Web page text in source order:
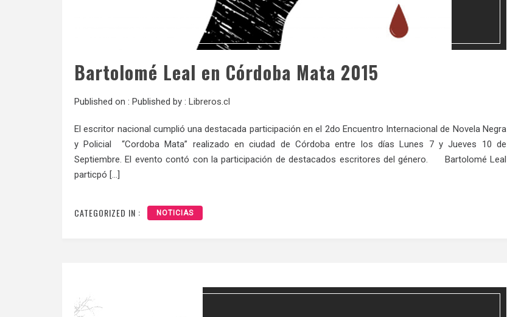
Published on : Published by : Libreros.cl
El escritor nacional cumplió una destacada participación en el 2do Encuentro Internacional de Novela Negra
y Policial “Cordoba Mata” realizado en ciudad de Córdoba entre los días Lunes 7 y Jueves 10 de
Septiembre. El evento contó con la participación de destacados escritores del género. Bartolomé Leal
particpó […]
CATEGORIZED IN : NOTICIAS